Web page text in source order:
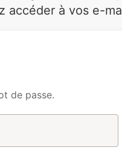
accéder à vos e-
de passe.